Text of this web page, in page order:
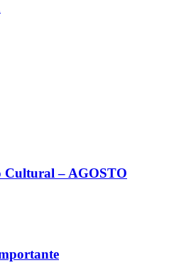
Cultural – AGOSTO